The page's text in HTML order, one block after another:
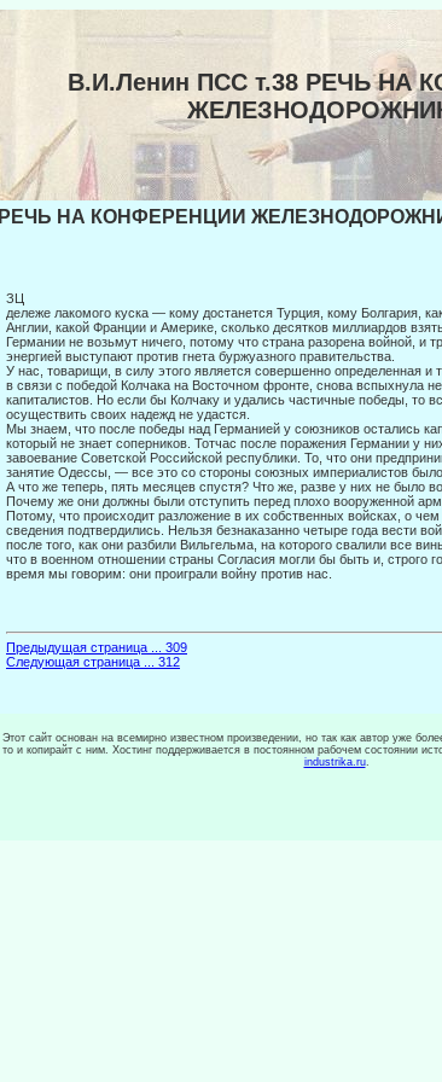
В.И.Ленин ПСС т.38 РЕЧЬ НА
РЕЧЬ НА КОНФЕРЕНЦИИ
ЗЦ
дележе лакомого куска — кому достанется Турция, кому Болгария,
Англии, какой Франции и Америке, сколько десятков миллиардов
Германии не возь­мут ничего, потому что страна разорена войной,
энергией выступают против гнета буржуазного правительства.
У нас, товарищи, в силу этого является совершенно определенная и
в связи с победой Колчака на Восточном фронте, снова вспыхнула
капиталистов. Но если бы Колчаку и удались частичные победы, то
осуществить своих надежд не удастся.
Мы знаем, что после победы над Германией у союзников остались
который не знает соперников. Тотчас после пора­жения Германии у
завоевание Со­ветской Российской республики. То, что они
занятие Одессы, — все это со стороны союзных империалистов было
А что же теперь, пять месяцев спустя? Что же, разве у них не было
Почему же они должны были отступить перед пло­хо вооруженной
Потому, что происходит разложение в их собственных войсках, о
сведения подтвердились. Нельзя безнаказанно четыре года вести
после того, как они разбили Вильгельма, на которого свалили все
что в военном отношении страны Согласия могли бы быть и, строго
время мы говорим: они проиграли войну против нас.
Предыдущая страница ... 309
Следующая страница ... 312
Этот сайт основан на всемирно известном произведении, но так как автор уже
то и копирайт с ним. Хостинг поддерживается в постоянном рабочем состоянии
industrika.ru.